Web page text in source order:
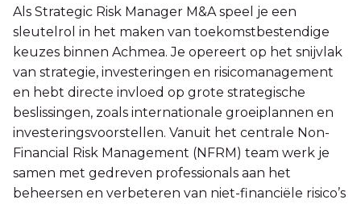
Als Strategic Risk Manager M&A speel je een
sleutelrol in het maken van toekomstbestendige
keuzes binnen Achmea. Je opereert op het snijvlak
van strategie, investeringen en risicomanagement
en hebt directe invloed op grote strategische
beslissingen, zoals internationale groeiplannen en
investeringsvoorstellen. Vanuit het centrale Non-
Financial Risk Management (NFRM) team werk je
samen met gedreven professionals aan het
beheersen en verbeteren van niet-financiële risico’s